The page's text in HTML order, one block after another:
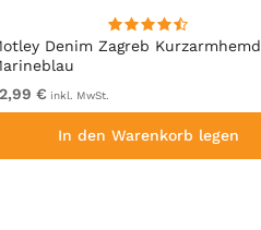
Denim Zagreb Kurzarmhemd
€ inkl. MwSt.
In den Warenkorb legen